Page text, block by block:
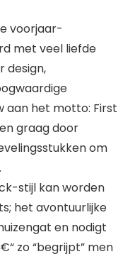
voorjaar-
met veel liefde
design,
het motto: First
graag door
om
stijl kan worden
het avontuurlijke
en nodigt
zo “begrijpt” men